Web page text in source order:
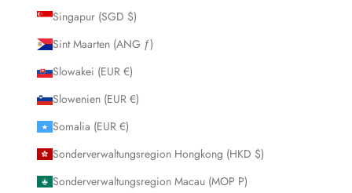
Singapur (SGD $)
Sint Maarten (ANG ƒ)
Slowakei (EUR €)
Slowenien (EUR €)
Somalia (EUR €)
Sonderverwaltungsregion Hongkong (HKD $)
Sonderverwaltungsregion Macau (MOP P)